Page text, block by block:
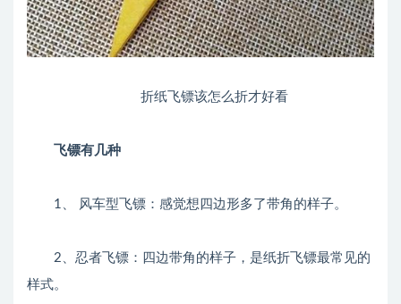
折纸飞镖该怎么折才好看
飞镖有几种
1、 风车型飞镖：感觉想四边形多了带角的样子。
2、忍者飞镖：四边带角的样子，是纸折飞镖最常见的
样式。